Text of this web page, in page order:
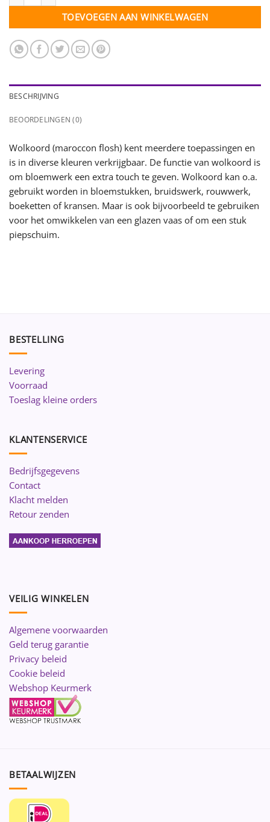
TOEVOEGEN AAN WINKELWAGEN
BESCHRIJVING
BEOORDELINGEN (0)
Wolkoord (maroccon flosh) kent meerdere toepassingen en
is in diverse kleuren verkrijgbaar. De functie van wolkoord is
om bloemwerk een extra touch te geven. Wolkoord kan o.a.
gebruikt worden in bloemstukken, bruidswerk, rouwwerk,
boeketten of kransen. Maar is ook bijvoorbeeld te gebruiken
voor het omwikkelen van een glazen vaas of om een stuk
piepschuim.
BESTELLING
Levering
Voorraad
Toeslag kleine orders
KLANTENSERVICE
Bedrijfsgegevens
Contact
Klacht melden
Retour zenden
VEILIG WINKELEN
Algemene voorwaarden
Geld terug garantie
Privacy beleid
Cookie beleid
Webshop Keurmerk
BETAALWIJZEN